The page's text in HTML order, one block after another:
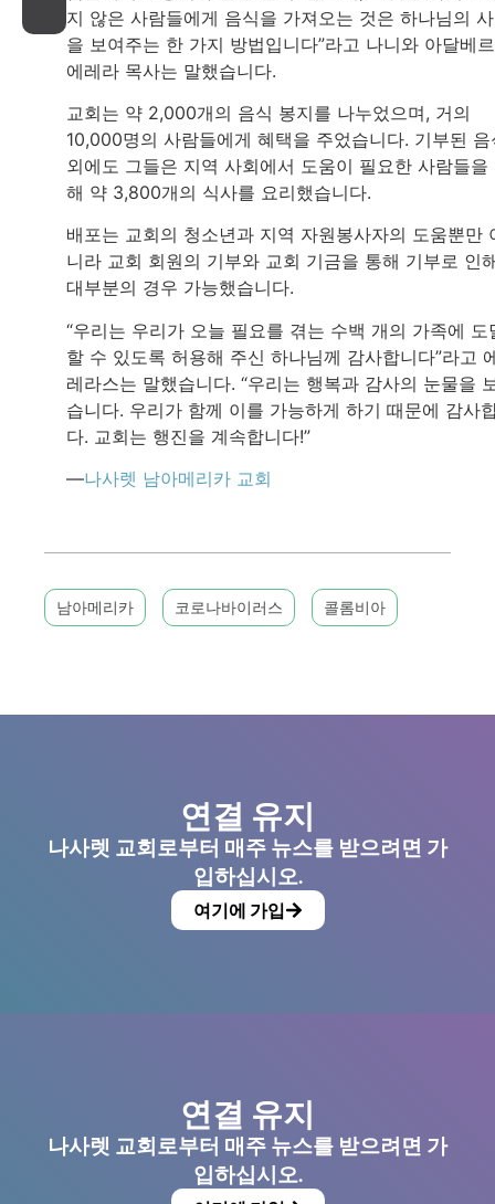
지 않은 사람들에게 음식을 가져오는 것은 하나님의
을 보여주는 한 가지 방법입니다”라고 나니와 아달베
에레라 목사는 말했습니다.
교회는 약 2,000개의 음식 봉지를 나누었으며, 거의
10,000명의 사람들에게 혜택을 주었습니다. 기부된 음
외에도 그들은 지역 사회에서 도움이 필요한 사람들을
해 약 3,800개의 식사를 요리했습니다.
배포는 교회의 청소년과 지역 자원봉사자의 도움뿐만
니라 교회 회원의 기부와 교회 기금을 통해 기부로 인
대부분의 경우 가능했습니다.
“우리는 우리가 오늘 필요를 겪는 수백 개의 가족에 도
할 수 있도록 허용해 주신 하나님께 감사합니다”라고
레라스는 말했습니다. “우리는 행복과 감사의 눈물을
습니다. 우리가 함께 이를 가능하게 하기 때문에 감사
다. 교회는 행진을 계속합니다!”
—나사렛 남아메리카 교회
남아메리카 코로나바이러스 콜롬비아
연결 유지
나사렛 교회로부터 매주 뉴스를 받으려면 가
입하십시오.
여기에 가입
연결 유지
나사렛 교회로부터 매주 뉴스를 받으려면 가
입하십시오.